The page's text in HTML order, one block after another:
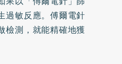
過敏反應。傅爾電針
檢測，就能精確地獲